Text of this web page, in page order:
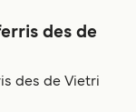
des de
des de Vietri